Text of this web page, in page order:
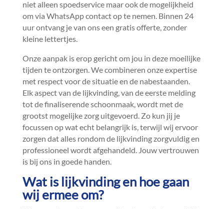
niet alleen spoedservice maar ook de mogelijkheid
om via WhatsApp contact op te nemen.​ Binnen 24
uur ontvang je van ons een gratis offerte, zonder
kleine lettertjes.​
Onze aanpak is erop gericht om jou in deze moeilijke
tijden te ontzorgen.​ We combineren onze expertise
met respect voor de situatie en de nabestaanden.​
Elk aspect van de lijkvinding, van de eerste melding
tot de finaliserende schoonmaak, wordt met de
grootst mogelijke zorg uitgevoerd.​ Zo kun jij je
focussen op wat echt belangrijk is, terwijl wij ervoor
zorgen dat alles rondom de lijkvinding zorgvuldig en
professioneel wordt afgehandeld.​ Jouw vertrouwen
is bij ons in goede handen.​
Wat is lijkvinding en hoe gaan
wij ermee om?